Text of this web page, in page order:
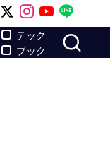
Like on Facebook
Follow on x
Follow on
Follow
テック
ブック